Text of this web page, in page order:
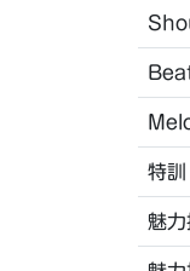
特訓
魅